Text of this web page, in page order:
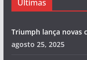
Últimas
Triumph lança novas
agosto 25, 2025